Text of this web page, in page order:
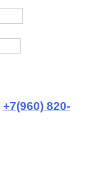
+7(960) 820-